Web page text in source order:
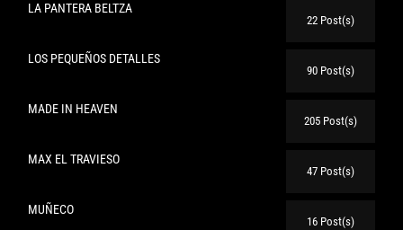
LA PANTERA BELTZA
22 Post(s)
LOS PEQUEÑOS DETALLES
90 Post(s)
MADE IN HEAVEN
205 Post(s)
MAX EL TRAVIESO
47 Post(s)
MUÑECO
16 Post(s)